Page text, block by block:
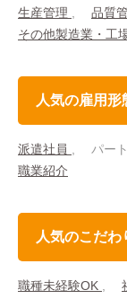
生産管理
品質
その他製造業・工
人気の雇用形
派遣社員 パー
職業紹介
人気のこだ
職種未経験OK